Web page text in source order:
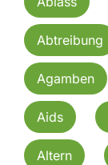
Abtreibung
Agamben
Aids
Altern